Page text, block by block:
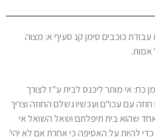
כוכבים סימן קנ סעיף א: מצוה
אמות.
כח: אי מותר ליכנס לבית ע"ז לצורך
עם עכו"ם ועכשיו נשלם החוזה וצריך
שהוא בית תיפלתם ושאל השואל אי
להיות על האסיפה כי אחרת אם לא יהי'